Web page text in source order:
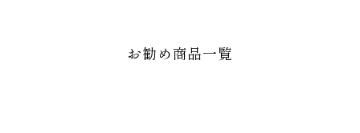
お勧め商品一覧